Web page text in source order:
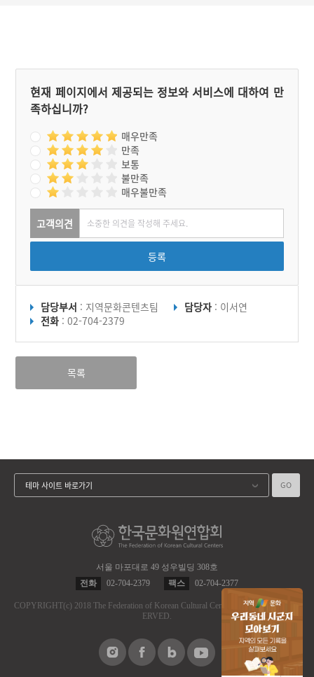
현재 페이지에서 제공되는 정보와 서비스에 대하여 만
족하십니까?
매우만족
만족
보통
불만족
매우불만족
고객의견
등록
담당부서 : 지역문화콘텐츠팀 담당자 : 이서연
전화 : 02-704-2379
목록
서울 마포대로 49 성우빌딩 308호
전화
02-704-2379 팩스 02-704-2377
COPYRIGHT(c) 2018 The Federation of Korean Cultural Centers.
ALL RIGHT RES
ERVED.
테마 사이트 바로가기 GO